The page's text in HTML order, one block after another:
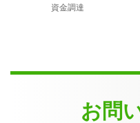
資金調達
お問